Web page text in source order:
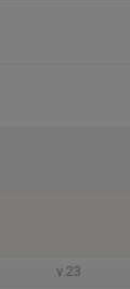
v.23